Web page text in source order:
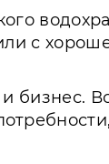
с
бизнес.